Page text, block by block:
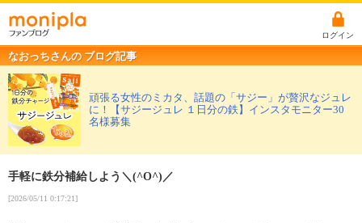
ログイン
なおっちさんの ブログ記事
頑張る女性のミカタ、話題の「サジー」が贅沢なジュレ
に！【サジージュレ １日分の鉄】インスタモニター30
名様募集
手軽に鉄分補給しよう＼(^O^)／
[2026/05/11 0:17:21]